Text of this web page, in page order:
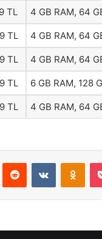
TL 4 GB RAM, 64
TL 4 GB RAM, 64
TL 4 GB RAM, 64
TL 6 GB RAM, 128
TL 4 GB RAM, 64
Reddit VKontakte